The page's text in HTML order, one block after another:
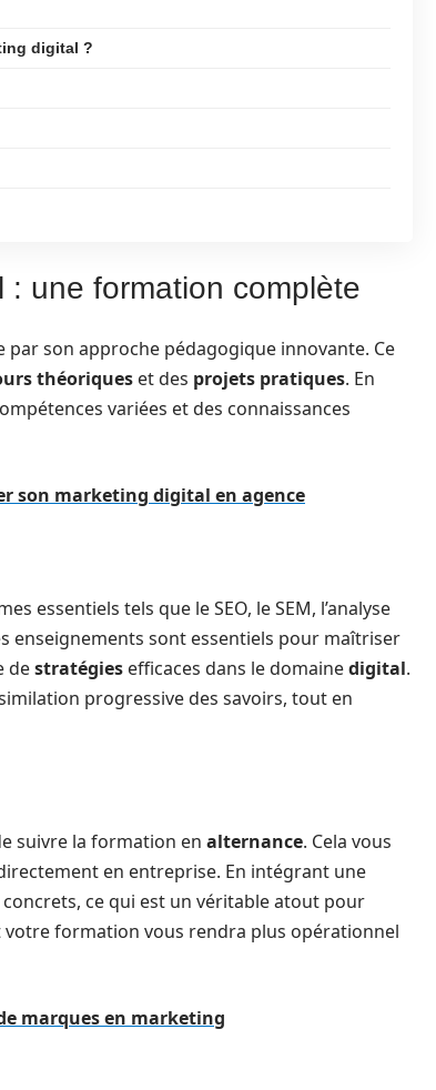
digital ?
une formation complète
son approche pédagogique innovante. Ce
théoriques et des projets pratiques. En
variées et des connaissances
son marketing digital en agence
essentiels tels que le SEO, le SEM, l’analyse
enseignements sont essentiels pour maîtriser
destratégies efficaces dans le domainedigital.
progressive des savoirs, tout en
suivre la formation en alternance. Cela vous
en entreprise. En intégrant une
ce qui est un véritable atout pour
votre formation vous rendra plus opérationnel
marques en marketing